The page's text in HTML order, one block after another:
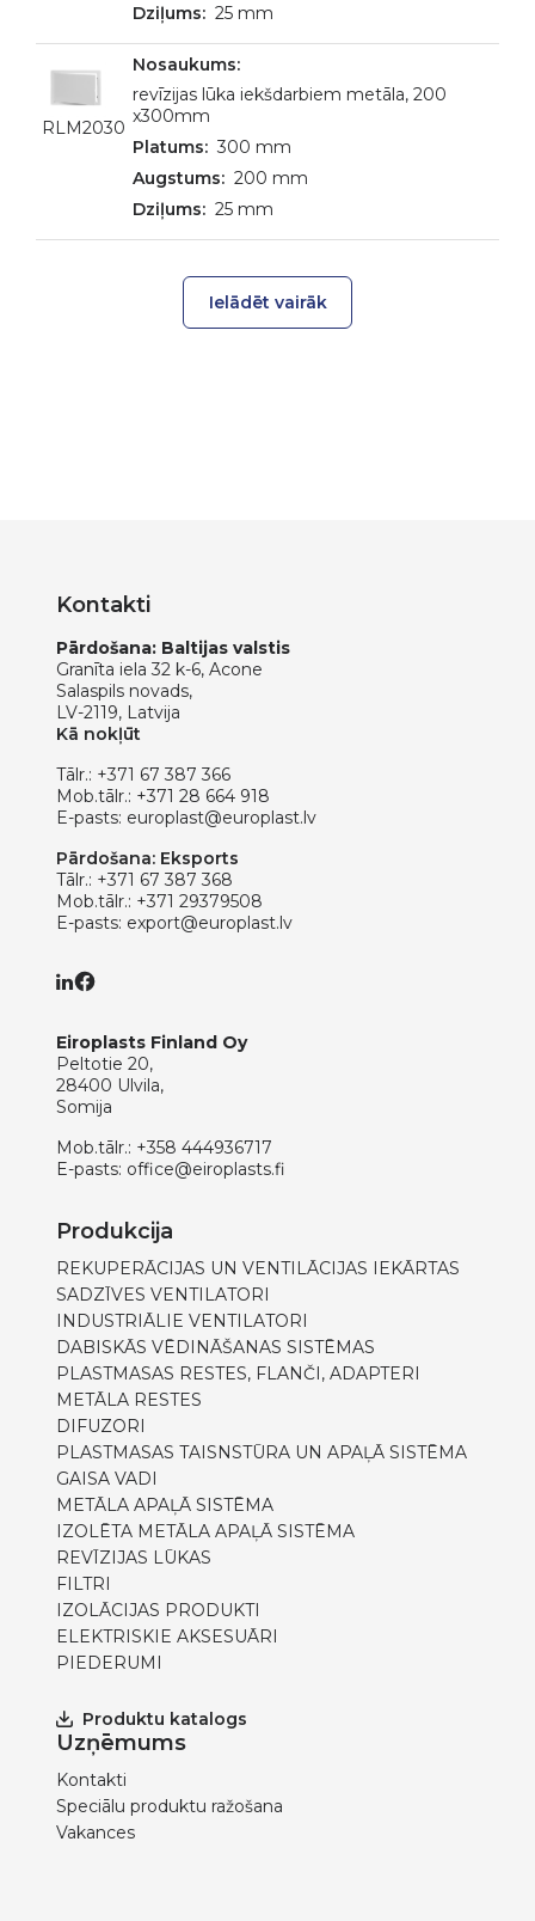
25 mm
RLM2030
revīzijas lūka iekšdarbiem metāla, 200
x300mm
300 mm
200 mm
25 mm
Ielādēt vairāk
Kontakti
Pārdošana: Baltijas valstis
Granīta iela 32 k-6, Acone
Salaspils novads,
LV-2119, Latvija
Kā nokļūt
Tālr.: +371 67 387 366
Mob.tālr.: +371 28 664 918
E-pasts: europlast@europlast.lv
Pārdošana: Eksports
Tālr.: +371 67 387 368
Mob.tālr.: +371 29379508
E-pasts: export@europlast.lv
Eiroplasts Finland Oy
Peltotie 20,
28400 Ulvila,
Somija
Mob.tālr.: +358 444936717
E-pasts: office@eiroplasts.fi
Produkcija
REKUPERĀCIJAS UN VENTILĀCIJAS IEKĀRTAS
SADZĪVES VENTILATORI
INDUSTRIĀLIE VENTILATORI
DABISKĀS VĒDINĀŠANAS SISTĒMAS
PLASTMASAS RESTES, FLANČI, ADAPTERI
METĀLA RESTES
DIFUZORI
PLASTMASAS TAISNSTŪRA UN APAĻĀ SISTĒMA
GAISA VADI
METĀLA APAĻĀ SISTĒMA
IZOLĒTA METĀLA APAĻĀ SISTĒMA
REVĪZIJAS LŪKAS
FILTRI
IZOLĀCIJAS PRODUKTI
ELEKTRISKIE AKSESUĀRI
PIEDERUMI
Produktu katalogs
Uzņēmums
Kontakti
Speciālu produktu ražošana
Vakances